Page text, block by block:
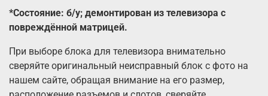
*Состояние: б/у; демонтирован из телевизора с
повреждённой матрицей.
При выборе блока для телевизора внимательно
сверяйте оригинальный неисправный блок с фото на
нашем сайте, обращая внимание на его размер,